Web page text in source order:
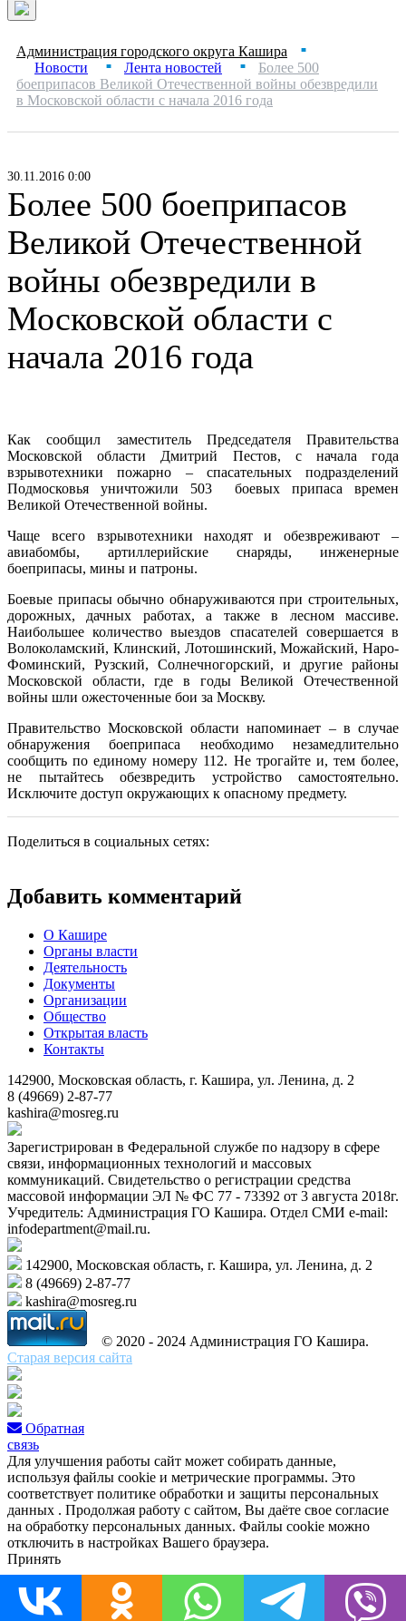
Администрация городского округа Кашира ■
Новости ■ Лента новостей ■
Более 500
боеприпасов Великой Отечественной войны обезвредили
в Московской области с начала 2016 года
30.11.2016 0:00
Более 500 боеприпасов
Великой Отечественной
войны обезвредили в
Московской области с
начала 2016 года
Как сообщил заместитель Председателя Правительства
Московской области Дмитрий Пестов, с начала года
взрывотехники пожарно – спасательных подразделений
Подмосковья уничтожили 503 боевых припаса времен
Великой Отечественной войны.
Чаще всего взрывотехники находят и обезвреживают –
авиабомбы, артиллерийские снаряды, инженерные
боеприпасы, мины и патроны.
Боевые припасы обычно обнаруживаются при строительных,
дорожных, дачных работах, а также в лесном массиве.
Наибольшее количество выездов спасателей совершается в
Волоколамский, Клинский, Лотошинский, Можайский, Наро-
Фоминский, Рузский, Солнечногорский, и другие районы
Московской области, где в годы Великой Отечественной
войны шли ожесточенные бои за Москву.
Правительство Московской области напоминает – в случае
обнаружения боеприпаса необходимо незамедлительно
сообщить по единому номеру 112. Не трогайте и, тем более,
не пытайтесь обезвредить устройство самостоятельно.
Исключите доступ окружающих к опасному предмету.
Поделиться в социальных сетях:
Добавить комментарий
О Кашире
Органы власти
Деятельность
Документы
Организации
Общество
Открытая власть
Контакты
142900, Московская область, г. Кашира, ул. Ленина, д. 2
8 (49669) 2-87-77
kashira@mosreg.ru
Зарегистрирован в Федеральной службе по надзору в сфере
связи, информационных технологий и массовых
коммуникаций. Свидетельство о регистрации средства
массовой информации ЭЛ № ФС 77 - 73392 от 3 августа 2018г.
Учредитель: Администрация ГО Кашира. Отдел СМИ e-mail:
infodepartment@mail.ru.
142900, Московская область, г. Кашира, ул. Ленина, д. 2
8 (49669) 2-87-77
kashira@mosreg.ru
© 2020 - 2024 Администрация ГО Кашира.
Старая версия сайта
Обратная
связь
Для улучшения работы сайт может собирать данные,
используя файлы cookie и метрические программы. Это
соответствует политике обработки и защиты персональных
данных . Продолжая работу с сайтом, Вы даёте свое согласие
на обработку персональных данных. Файлы cookie можно
отключить в настройках Вашего браузера.
Принять